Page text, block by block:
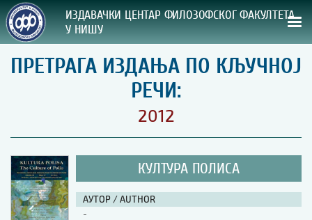
ИЗДАВАЧКИ ЦЕНТАР ФИЛОЗОФСКОГ ФАКУЛТЕТА
У НИШУ
СВА НАША ИЗДАЊА
ВРСТА ИЗДАЊА:
ПРЕГЛЕД
УПУТСТВА
ПРЕТРАГА ИЗДАЊА ПО КЉУЧНОЈ
РЕЧИ:
2012
КУЛТУРА ПОЛИСА
АУТОР / AUTHOR
-